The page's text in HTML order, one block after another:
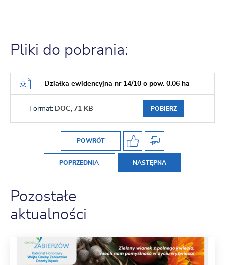
Pliki do pobrania:
Działka ewidencyjna nr 14/10 o pow. 0,06 ha
Format: DOC, 71 KB POBIERZ
POWRÓT
POPRZEDNIA NASTĘPNA
Pozostałe
aktualności